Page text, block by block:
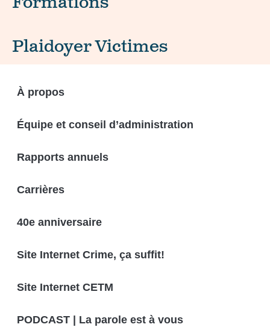
Plaidoyer Victimes
À propos
Équipe et conseil d’administration
Rapports annuels
Carrières
40e anniversaire
Site Internet Crime, ça suffit!
Site Internet CETM
PODCAST | La parole est à vous